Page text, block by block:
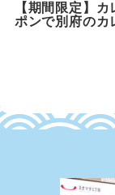
【期間限定】
ポンで別府のカ